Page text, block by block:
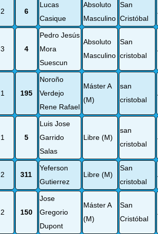
2 6
Lucas
Casique
Absoluto
Masculino
San
Cristóbal
3 4
Pedro Jesús
Mora
Suescun
Absoluto
Masculino
San
cristobal
1 195
Noroño
Verdejo
Rene Rafael
Máster A
(M)
san
cristobal
1 5
Luis Jose
Garrido
Salas
Libre (M)
san
cristobal
2 311
Yeferson
Gutierrez
Libre (M)
San
cristobal
2 150
Jose
Gregorio
Dupont
Máster A
(M)
San
Cristóbal